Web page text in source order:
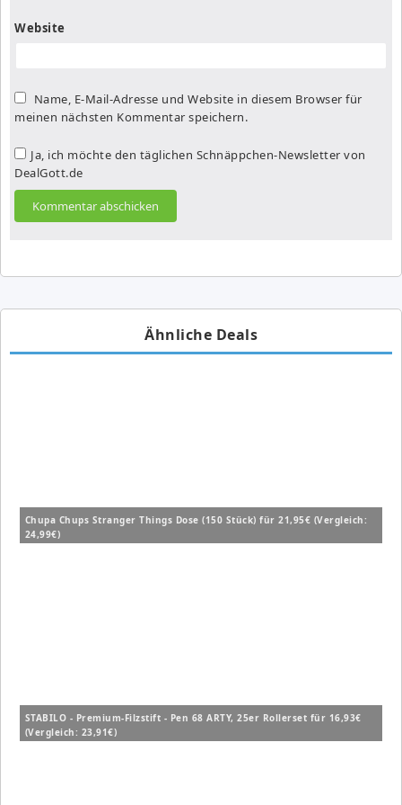
Website
Name, E-Mail-Adresse und Website in diesem Browser für
meinen nächsten Kommentar speichern.
Ja, ich möchte den täglichen Schnäppchen-Newsletter von
DealGott.de
Ähnliche Deals
Chupa Chups Stranger Things Dose (150 Stück) für 21,95€ (Vergleich:
24,99€)
STABILO - Premium-Filzstift - Pen 68 ARTY, 25er Rollerset für 16,93€
(Vergleich: 23,91€)